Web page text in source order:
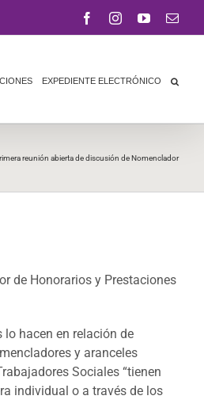
FacebookInstagramYouTube
EXPEDIENTE ELECTRÓNICO
reunión abierta de discusión de Nomenclador
de Honorarios y Prestaciones
hacen en relación de
y aranceles
Sociales “tienen
individual o a través de los